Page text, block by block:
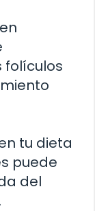
folículos
tu dieta
puede
del